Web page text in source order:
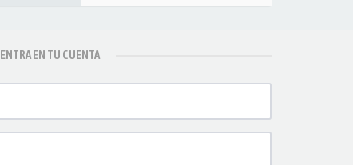
ENTRA EN TU CUENTA